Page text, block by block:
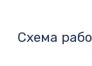
Схема